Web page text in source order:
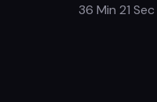
36 Min 21 Sec